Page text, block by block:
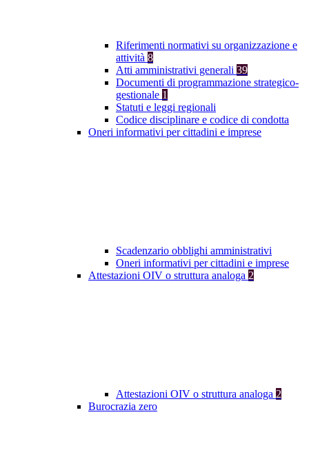
Riferimenti normativi su organizzazione e
attività 8
Atti amministrativi generali 39
Documenti di programmazione strategico-
gestionale 1
Statuti e leggi regionali
Codice disciplinare e codice di condotta
Oneri informativi per cittadini e imprese
Scadenzario obblighi amministrativi
Oneri informativi per cittadini e imprese
Attestazioni OIV o struttura analoga 2
Attestazioni OIV o struttura analoga 2
Burocrazia zero